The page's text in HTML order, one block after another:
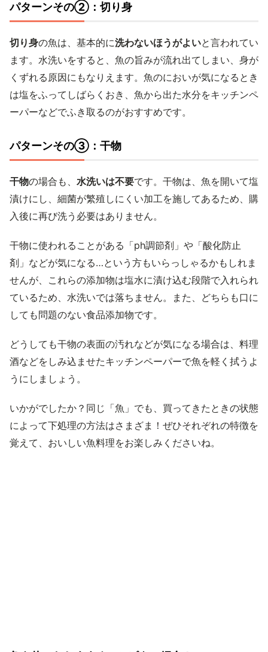
パターンその②：切り身
切り身の魚は、基本的に洗わないほうがよいと言われてい
ます。水洗いをすると、魚の旨みが流れ出てしまい、身が
くずれる原因にもなりえます。魚のにおいが気になるとき
は塩をふってしばらくおき、魚から出た水分をキッチンペ
ーパーなどでふき取るのがおすすめです。
パターンその③：干物
干物の場合も、 水洗いは不要です。干物は、魚を開いて塩
漬けにし、細菌が繁殖しにくい加工を施してあるため、購
入後に再び洗う必要はありません。
干物に使われることがある「ph調節剤」や「酸化防止
剤」などが気になる…という方もいらっしゃるかもしれま
せんが、これらの添加物は塩水に漬け込む段階で入れられ
ているため、水洗いでは落ちません。また、どちらも口に
しても問題のない食品添加物です。
どうしても干物の表面の汚れなどが気になる場合は、料理
酒などをしみ込ませたキッチンペーパーで魚を軽く拭うよ
うにしましょう。
いかがでしたか？同じ「魚」でも、買ってきたときの状態
によって下処理の方法はさまざま！ぜひそれぞれの特徴を
覚えて、おいしい魚料理をお楽しみくださいね。